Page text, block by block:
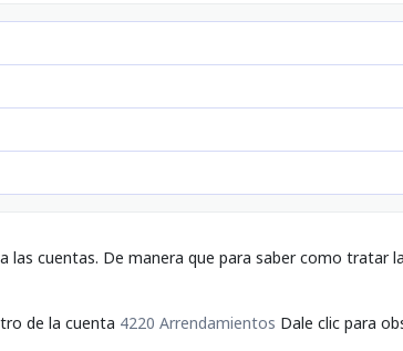
cuentas. De manera que para saber como tratar
de la cuenta 4220 Arrendamientos Dale clic para